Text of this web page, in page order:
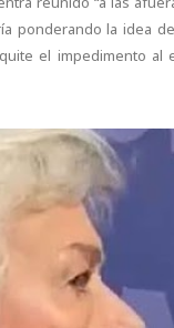
ponderando la idea
el impedimento